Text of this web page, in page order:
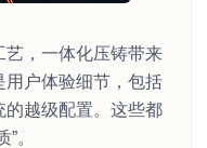
艺，一体化压铸带来
用户体验细节，包括
的越级配置。这些都
。